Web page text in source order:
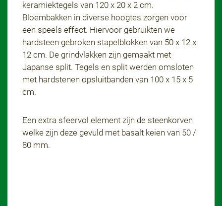
keramiektegels van 120 x 20 x 2 cm.
Bloembakken in diverse hoogtes zorgen voor
een speels effect. Hiervoor gebruikten we
hardsteen gebroken stapelblokken van 50 x 12 x
12 cm. De grindvlakken zijn gemaakt met
Japanse split. Tegels en split werden omsloten
met hardstenen opsluitbanden van 100 x 15 x 5
cm.
Een extra sfeervol element zijn de steenkorven
welke zijn deze gevuld met basalt keien van 50 /
80 mm.